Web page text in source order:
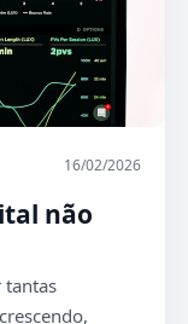
16/02/2026
não
tantas